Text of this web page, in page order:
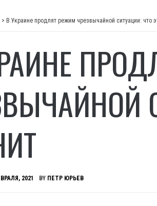
> В Украине продлят режим чрезвычайной ситуации: что
2021 BY ПЕТР ЮРЬЕВ